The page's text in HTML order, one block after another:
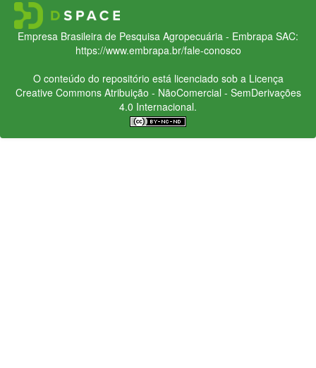
Empresa Brasileira de Pesquisa Agropecuária - Embrapa SAC:
https://www.embrapa.br/fale-conosco
O conteúdo do repositório está licenciado sob a Licença
Creative CommonsAtribuição - NãoComercial - SemDerivações
4.0 Internacional.